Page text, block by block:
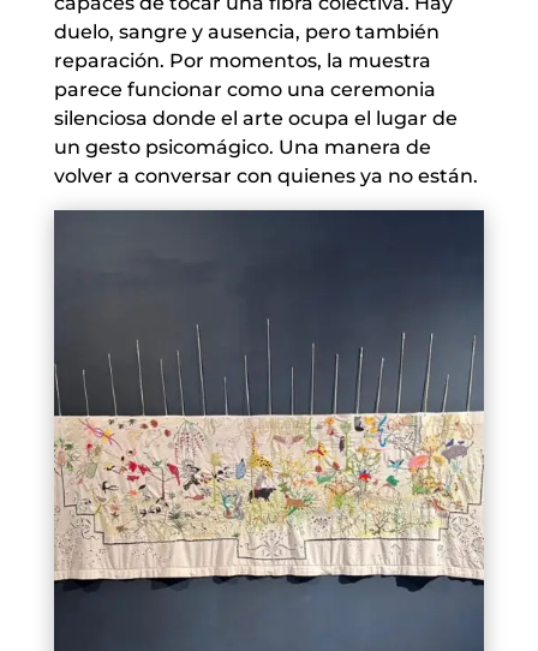
duelo, sangre y ausencia, pero también
reparación. Por momentos, la muestra
parece funcionar como una ceremonia
silenciosa donde el arte ocupa el lugar de
un gesto psicomágico. Una manera de
volver a conversar con quienes ya no están.